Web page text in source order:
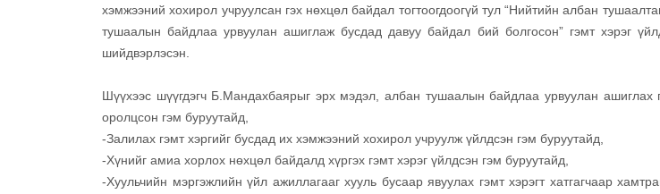
хэмжээний хохирол учруулсан гэх нөхцөл байдал тогтоогдоогүй тул “Нийтийн албан
тушаалын байдлаа урвуулан ашиглаж бусдад давуу байдал бий болгосон” гэмт хэрэг
шийдвэрлэсэн.
Шүүхээс шүүгдэгч Б.Мандахбаярыг эрх мэдэл, албан тушаалын байдлаа урвуулан ашиглах
оролцсон гэм буруутайд,
-Залилах гэмт хэргийг бусдад их хэмжээний хохирол учруулж үйлдсэн гэм буруутайд,
-Хүнийг амиа хорлох нөхцөл байдалд хүргэх гэмт хэрэг үйлдсэн гэм буруутайд,
-Хуульчийн мэргэжлийн үйл ажиллагааг хууль бусаар явуулах гэмт хэрэгт хатгагчаар